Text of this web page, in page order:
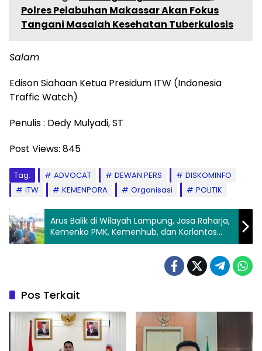
Polres Pelabuhan Makassar Akan Fokus
Tangani Masalah Kesehatan Tuberkulosis
Salam
Edison Siahaan Ketua Presidum ITW (Indonesia
Traffic Watch)
Penulis : Dedy Mulyadi, ST
Post Views: 845
Tag: ADVOCAT DEWAN PERS
DISKOMINFO
ITW
KEMENPORA Organisasi POLITIK
Arus Balik di Wilayah Lampung, Jasa Raharja,
Kemenko PMK, Kemenhub, dan Korlantas
Polri Gelar Tinjauan ke Pelabuhan Panjang
dan Bakauheni dipastikan Lancar
Pos Terkait